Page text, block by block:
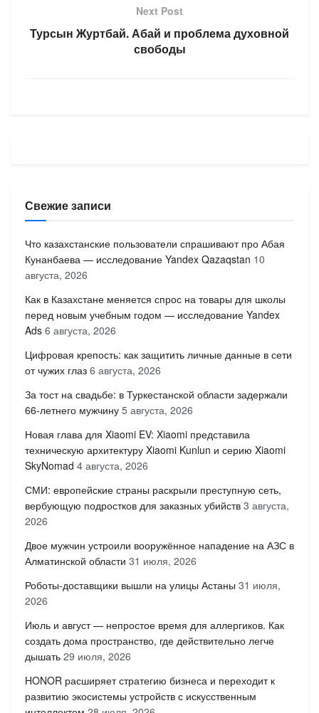
Next Post
Турсын Журтбай. Абай и проблема духовной
свободы
Свежие записи
Что казахстанские пользователи спрашивают про Абая
Кунанбаева — исследование Yandex Qazaqstan 10
августа, 2026
Как в Казахстане меняется спрос на товары для школы
перед новым учебным годом — исследование Yandex
Ads 6 августа, 2026
Цифровая крепость: как защитить личные данные в сети
от чужих глаз 6 августа, 2026
За тост на свадьбе: в Туркестанской области задержали
66-летнего мужчину 5 августа, 2026
Новая глава для Xiaomi EV: Xiaomi представила
техническую архитектуру Xiaomi Kunlun и серию Xiaomi
SkyNomad 4 августа, 2026
СМИ: европейские страны раскрыли преступную сеть,
вербующую подростков для заказных убийств 3 августа,
2026
Двое мужчин устроили вооружённое нападение на АЗС в
Алматинской области 31 июля, 2026
Роботы-доставщики вышли на улицы Астаны 31 июля,
2026
Июль и август — непростое время для аллергиков. Как
создать дома пространство, где действительно легче
дышать 29 июля, 2026
HONOR расширяет стратегию бизнеса и переходит к
развитию экосистемы устройств с искусственным